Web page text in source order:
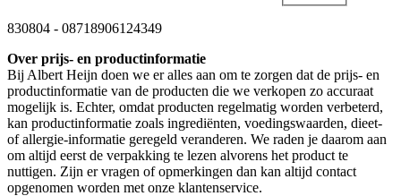
830804 - 08718906124349
Over prijs- en productinformatie
Bij Albert Heijn doen we er alles aan om te zorgen dat de prijs- en
productinformatie van de producten die we verkopen zo accuraat
mogelijk is. Echter, omdat producten regelmatig worden verbeterd,
kan productinformatie zoals ingrediënten, voedingswaarden, dieet-
of allergie-informatie geregeld veranderen. We raden je daarom aan
om altijd eerst de verpakking te lezen alvorens het product te
nuttigen. Zijn er vragen of opmerkingen dan kan altijd contact
opgenomen worden met onze klantenservice.